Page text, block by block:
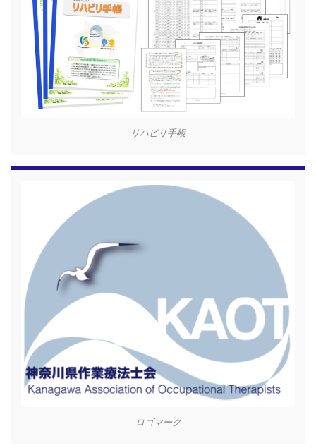
リハビリ手帳
ロゴマーク